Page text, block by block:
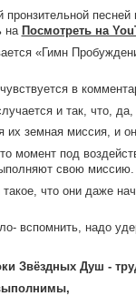
пронзительной
на Посмотреть на
«Гимн
в
и так, что,
их земная миссия, и
момент под
свою миссию.
такое, что они даже
вспомнить, надо
Звёздных Душ -